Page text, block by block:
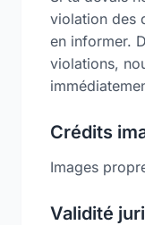
violation des
en informer.
violations,
Crédits
Images
Validité